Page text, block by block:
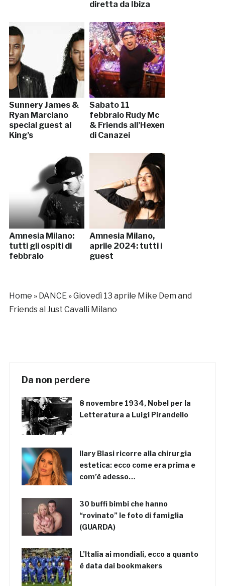
diretta da Ibiza
Sunnery James &
Ryan Marciano
special guest al
King’s
Sabato 11
febbraio Rudy Mc
& Friends all’Hexen
di Canazei
Amnesia Milano:
tutti gli ospiti di
febbraio
Amnesia Milano,
aprile 2024: tutti i
guest
Home » DANCE»Giovedì 13 aprile Mike Dem and
Friends al Just Cavalli Milano
Da non perdere
8 novembre 1934, Nobel per la
Letteratura a Luigi Pirandello
Ilary Blasi ricorre alla chirurgia
estetica: ecco come era prima e
com’è adesso…
30 buffi bimbi che hanno
“rovinato” le foto di famiglia
(GUARDA)
L’Italia ai mondiali, ecco a quanto
è data dai bookmakers